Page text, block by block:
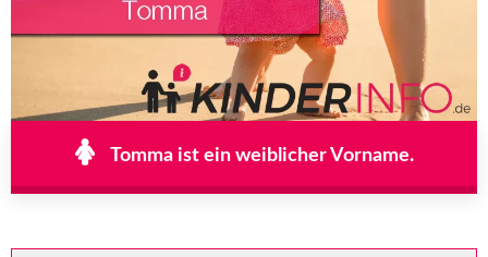
Tomma ist ein weiblicher Vorname.